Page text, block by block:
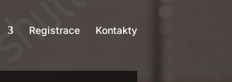
Registrace Kontakty